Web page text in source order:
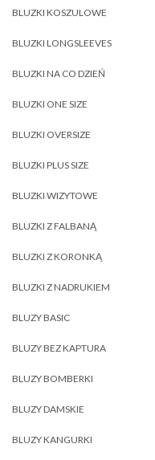
BLUZKI KOSZULOWE
BLUZKI LONGSLEEVES
BLUZKI NA CO DZIEŃ
BLUZKI ONE SIZE
BLUZKI OVERSIZE
BLUZKI PLUS SIZE
BLUZKI WIZYTOWE
BLUZKI Z FALBANĄ
BLUZKI Z KORONKĄ
BLUZKI Z NADRUKIEM
BLUZY BASIC
BLUZY BEZ KAPTURA
BLUZY BOMBERKI
BLUZY DAMSKIE
BLUZY KANGURKI